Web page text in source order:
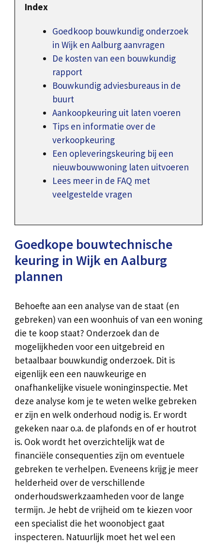
Index
Goedkoop bouwkundig onderzoek
in Wijk en Aalburg aanvragen
De kosten van een bouwkundig
rapport
Bouwkundig adviesbureaus in de
buurt
Aankoopkeuring uit laten voeren
Tips en informatie over de
verkoopkeuring
Een opleveringskeuring bij een
nieuwbouwwoning laten uitvoeren
Lees meer in de FAQ met
veelgestelde vragen
Goedkope bouwtechnische
keuring in Wijk en Aalburg
plannen
Behoefte aan een analyse van de staat (en
gebreken) van een woonhuis of van een woning
die te koop staat? Onderzoek dan de
mogelijkheden voor een uitgebreid en
betaalbaar bouwkundig onderzoek. Dit is
eigenlijk een een nauwkeurige en
onafhankelijke visuele woninginspectie. Met
deze analyse kom je te weten welke gebreken
er zijn en welk onderhoud nodig is. Er wordt
gekeken naar o.a. de plafonds en of er houtrot
is. Ook wordt het overzichtelijk wat de
financiële consequenties zijn om eventuele
gebreken te verhelpen. Eveneens krijg je meer
helderheid over de verschillende
onderhoudswerkzaamheden voor de lange
termijn. Je hebt de vrijheid om te kiezen voor
een specialist die het woonobject gaat
inspecteren. Natuurlijk moet het wel een